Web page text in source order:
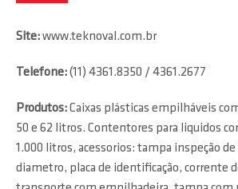
Site:www.teknoval.com.br
Telefone:(11) 4361.8350 / 4361.2677
Produtos:Caixas plásticas empilháveis
50 e 62 litros. Contentores para liquidos
1.000 litros, acessorios: tampa inspeção de
diametro, placa de identificação, corrente